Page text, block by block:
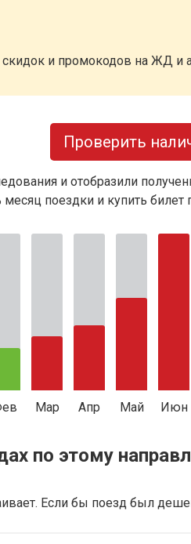
и промокодов на ЖД и
Проверить
и отобразили
поездки и купить билет
Мар Апр Май Июн
по этому
Если бы поезд был